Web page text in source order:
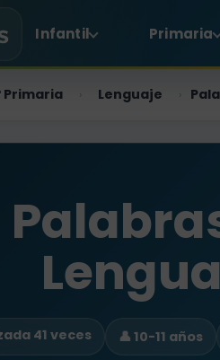
Infantil Primaria
Primaria › Lenguaje ›
41 veces 👤 10-11 años